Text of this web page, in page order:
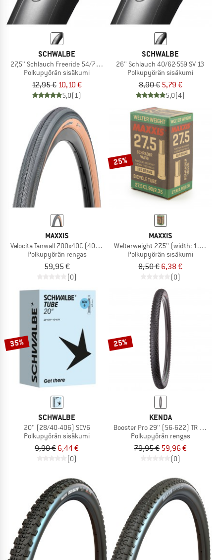
SCHWALBE
27,5'' Schlauch Freeride 54/75-584 AV 21F
Polkupyörän sisäkumi
12,95 € 10,10 €
5,0(1)
SCHWALBE
26'' Schlauch 40/62-559 SV 13
Polkupyörän sisäkumi
8,90 € 5,79 €
5,0(4)
MAXXIS
Velocita Tanwall 700x40C (40-622) EXO TR
Polkupyörän rengas
59,95 €
(0)
25%
MAXXIS
Welterweight 27.5'' (width: 1.9-
Polkupyörän sisäkumi
8,50 € 6,38 €
(0)
35%
SCHWALBE
20'' (28/40-406) SCV6
Polkupyörän sisäkumi
9,90 € 6,44 €
(0)
25%
KENDA
Booster Pro 29'' (56-622) TR SCT
Polkupyörän rengas
79,95 € 59,96 €
(0)